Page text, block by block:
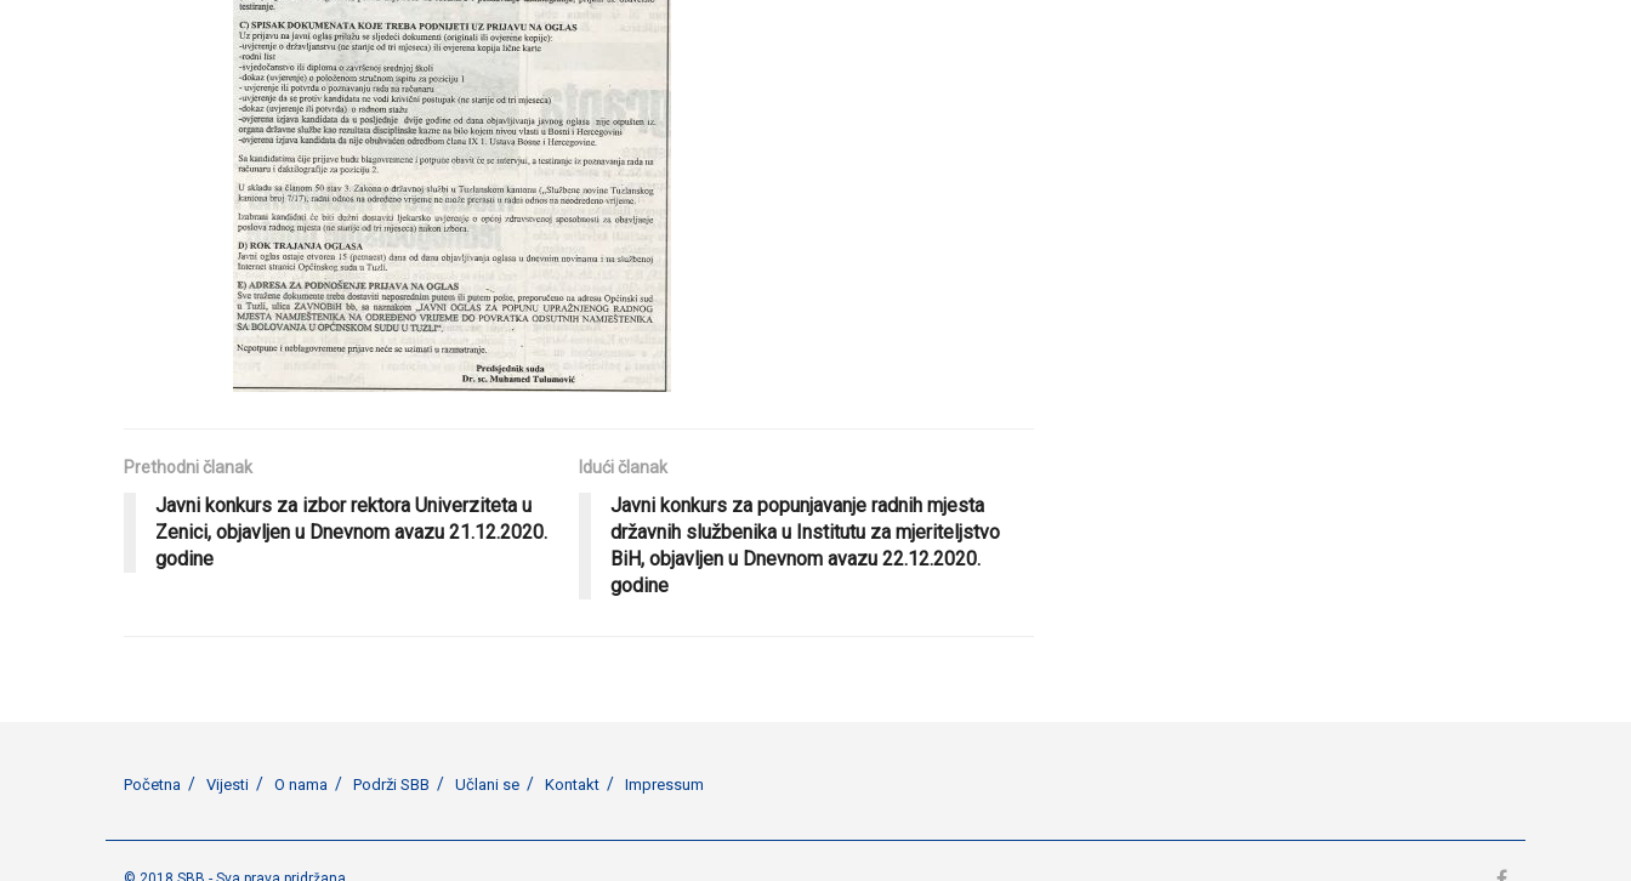
Prethodni članak
Javni konkurs za izbor rektora Univerziteta u
Zenici, objavljen u Dnevnom avazu 21.12.2020.
godine
Idući članak
Javni konkurs za popunjavanje radnih mjesta
državnih službenika u Institutu za mjeriteljstvo
BiH, objavljen u Dnevnom avazu 22.12.2020.
godine
Početna Vijesti O nama Podrži SBB Učlani se Kontakt Impressum